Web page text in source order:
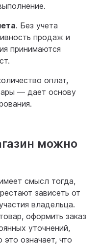
. Без учета
продаж и
принимаются
оплат,
— дает основу
можно
смысл тогда,
зависеть от
владельца.
оформить заказ
уточнений,
означает, что